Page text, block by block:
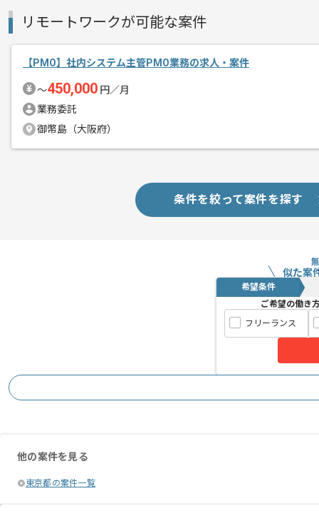
リモートワークが可能な案件
【PMO】社内システム主管PMO業務の求人・案件
〜450,000 円／月
業務委託
御幣島（大阪府）
条件を絞って案件を探す
似た案
希望条件
ご希望の働き
フリーランス
他の案件を見る
東京都の案件一覧